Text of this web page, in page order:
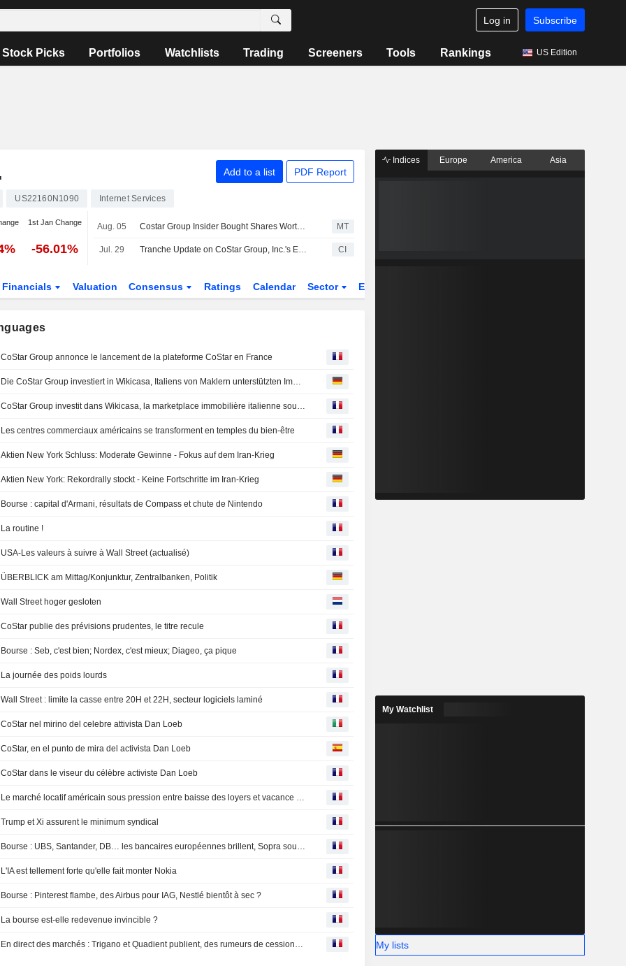
Log in Subscribe
Stock Picks Portfolios Watchlists Trading Screeners Tools Rankings US Edition
Add to a list PDF Report
US22160N1090 Internet Services
1st Jan Change
-56.01%
Aug. 05 Costar Group Insider Bought Shares Worth $2,489,837, According to a Recent SEC Filing MT
Jul. 29 Tranche Update on CoStar Group, Inc.'s Equity Buyback Plan announced on January 7, 2026. CI
Financials Valuation Consensus Ratings Calendar Sector ETFs
CoStar Group annonce le lancement de la plateforme CoStar en France
Die CoStar Group investiert in Wikicasa, Italiens von Maklern unterstützten Immobilienmarktplatz
CoStar Group investit dans Wikicasa, la marketplace immobilière italienne soutenue par les agents
Les centres commerciaux américains se transforment en temples du bien-être
Aktien New York Schluss: Moderate Gewinne - Fokus auf dem Iran-Krieg
Aktien New York: Rekordrally stockt - Keine Fortschritte im Iran-Krieg
Bourse : capital d'Armani, résultats de Compass et chute de Nintendo
La routine !
USA-Les valeurs à suivre à Wall Street (actualisé)
ÜBERBLICK am Mittag/Konjunktur, Zentralbanken, Politik
Wall Street hoger gesloten
CoStar publie des prévisions prudentes, le titre recule
Bourse : Seb, c'est bien; Nordex, c'est mieux; Diageo, ça pique
La journée des poids lourds
Wall Street : limite la casse entre 20H et 22H, secteur logiciels laminé
CoStar nel mirino del celebre attivista Dan Loeb
CoStar, en el punto de mira del activista Dan Loeb
CoStar dans le viseur du célèbre activiste Dan Loeb
Le marché locatif américain sous pression entre baisse des loyers et vacance record
Trump et Xi assurent le minimum syndical
Bourse : UBS, Santander, DB… les bancaires européennes brillent, Sopra souffre
L'IA est tellement forte qu'elle fait monter Nokia
Bourse : Pinterest flambe, des Airbus pour IAG, Nestlé bientôt à sec ?
La bourse est-elle redevenue invincible ?
En direct des marchés : Trigano et Quadient publient, des rumeurs de cessions chez Nestlé et Bayer
Indices Europe America Asia
My Watchlist
My lists